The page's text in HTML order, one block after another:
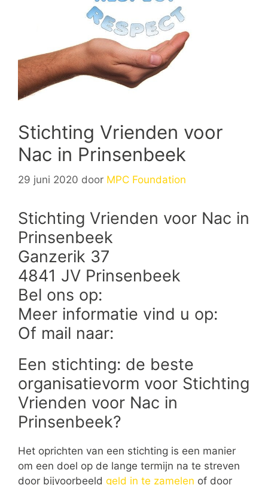
Stichting Vrienden voor
Nac in Prinsenbeek
29 juni 2020 door MPC Foundation
Stichting Vrienden voor Nac in
Prinsenbeek
Ganzerik 37
4841 JV Prinsenbeek
Bel ons op:
Meer informatie vind u op:
Of mail naar:
Een stichting: de beste
organisatievorm voor Stichting
Vrienden voor Nac in
Prinsenbeek?
Het oprichten van een stichting is een manier
om een doel op de lange termijn na te streven
door bijvoorbeeld geld in te zamelen of door